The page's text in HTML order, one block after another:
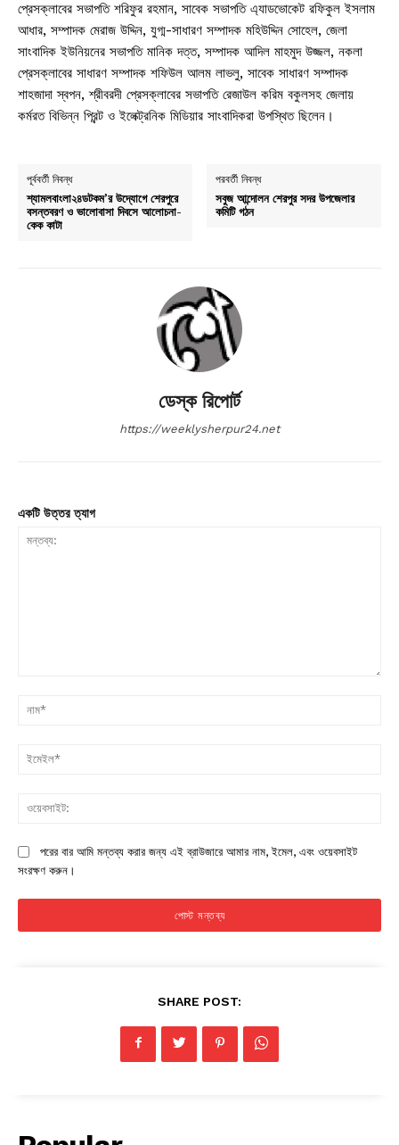
প্রেসক্লাবের সভাপতি শরিফুর রহমান, সাবেক সভাপতি এ্যাডভোকেট রফিকুল ইসলাম
আধার, সম্পাদক মেরাজ উদ্দিন, যুগ্ম-সাধারণ সম্পাদক মহিউদ্দিন সোহেল, জেলা
সাংবাদিক ইউনিয়নের সভাপতি মানিক দত্ত, সম্পাদক আদিল মাহমুদ উজ্জল, নকলা
প্রেসক্লাবের সাধারণ সম্পাদক শফিউল আলম লাভলু, সাবেক সাধারণ সম্পাদক
শাহজাদা স্বপন, শ্রীবরদী প্রেসক্লাবের সভাপতি রেজাউল করিম বকুলসহ জেলায়
কর্মরত বিভিন্ন প্রিন্ট ও ইলেক্ট্রনিক মিডিয়ার সাংবাদিকরা উপস্থিত ছিলেন।
পূর্ববর্তী নিবন্ধ
শ্যামলবাংলা২৪ডটকম’র উদ্যোগে শেরপুরে
বসন্তবরণ ও ভালোবাসা দিবসে আলোচনা-
কেক কাটা
পরবর্তী নিবন্ধ
সবুজ আন্দোলন শেরপুর সদর উপজেলার
কমিটি গঠন
ডেস্ক রিপোর্ট
https://weeklysherpur24.net
একটি উত্তর ত্যাগ
পরের বার আমি মন্তব্য করার জন্য এই ব্রাউজারে আমার নাম, ইমেল, এবং ওয়েবসাইট
সংরক্ষণ করুন।
SHARE POST: